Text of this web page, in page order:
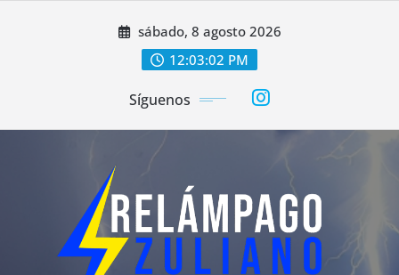
sábado, 8 agosto 2026
12:03:04 PM
Síguenos